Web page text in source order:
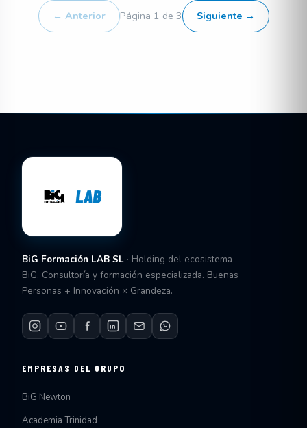
← Anterior Página 1 de 3 Siguiente →
BiG Formación LAB SL · Holding del ecosistema
BiG. Consultoría y formación especializada. Buenas
Personas + Innovación × Grandeza.
EMPRESAS DEL GRUPO
BiG Newton
Academia Trinidad